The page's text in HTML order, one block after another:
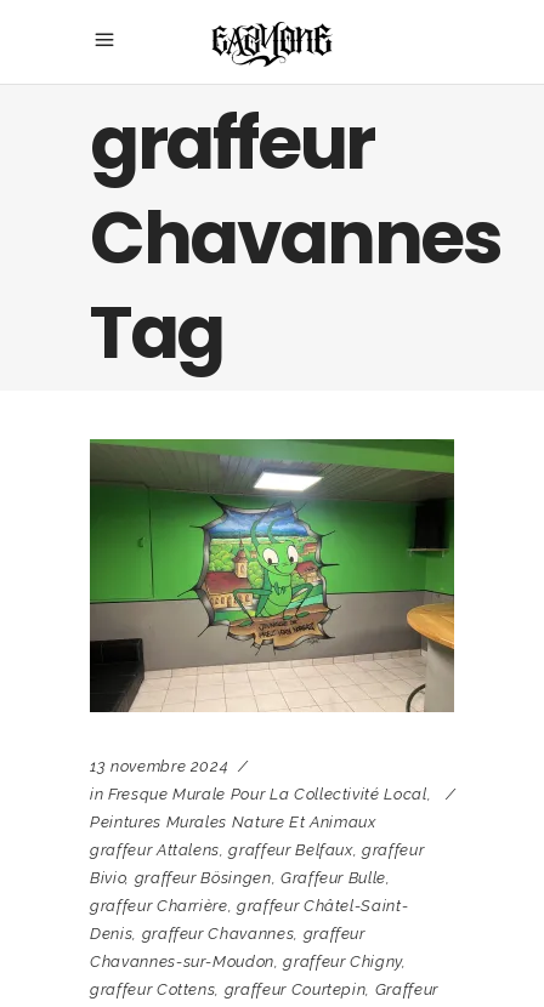
graffeur
Chavannes
Tag
13 novembre 2024
in Fresque Murale Pour La Collectivité Local,
Peintures Murales Nature Et Animaux
graffeur Attalens,graffeur Belfaux,graffeur
Bivio, graffeur Bösingen, Graffeur Bulle,
graffeur Charrière,graffeur Châtel-Saint-
Denis, graffeur Chavannes, graffeur
Chavannes-sur-Moudon,graffeur Chigny,
graffeur Cottens, graffeur Courtepin, Graffeur